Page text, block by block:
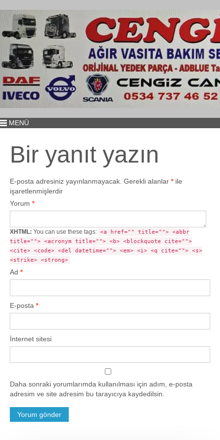
MENÜ
Bir yanıt yazın
E-posta adresiniz yayınlanmayacak. Gerekli alanlar *ile
işaretlenmişlerdir
Yorum *
XHTML: You can use these tags: <a href="" title=""> <abbr
title=""> <acronym title=""> <b> <blockquote cite="">
<cite> <code> <del datetime=""> <em> <i> <q cite=""> <s>
<strike> <strong>
Ad *
E-posta *
İnternet sitesi
Daha sonraki yorumlarımda kullanılması için adım, e-posta
adresim ve site adresim bu tarayıcıya kaydedilsin.